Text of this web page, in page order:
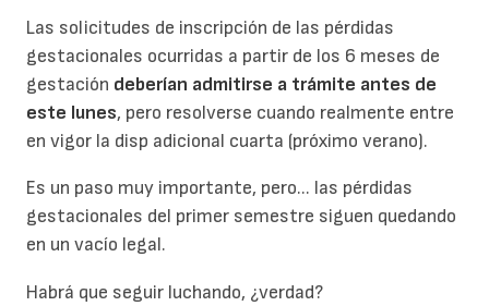
Las solicitudes de inscripción de las pérdidas
gestacionales ocurridas a partir de los 6 meses de
gestación deberían admitirse a trámite antes de
este lunes, pero resolverse cuando realmente entre
en vigor la disp adicional cuarta (próximo verano).
Es un paso muy importante, pero... las pérdidas
gestacionales del primer semestre siguen quedando
en un vacío legal.
Habrá que seguir luchando, ¿verdad?